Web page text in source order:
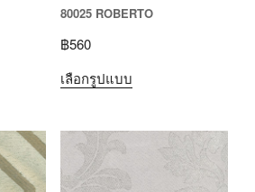
80025 ROBERTO
฿560
เลือกรูปแบบ